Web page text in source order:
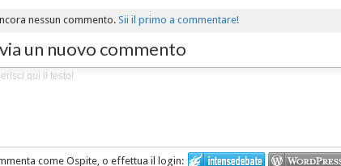
nessun commento.Sii il primo a commentare!
un nuovo commento
come Ospite, o effettua il login: